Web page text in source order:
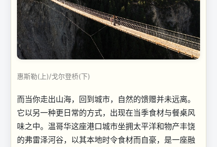
惠斯勒(上)/戈尔登桥(下)
而当你走出山海，回到城市，自然的馈赠并未远离。
它以另一种更日常的方式，出现在当季食材与餐桌风
味之中。温哥华这座港口城市坐拥太平洋和物产丰饶
的弗雷泽河谷，以其本地时令食材而自豪，是一座融